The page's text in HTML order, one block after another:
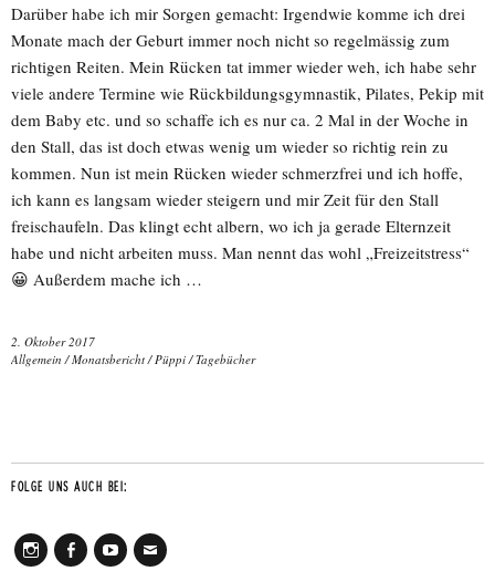
Darüber habe ich mir Sorgen gemacht: Irgendwie komme ich drei
Monate mach der Geburt immer noch nicht so regelmässig zum
richtigen Reiten. Mein Rücken tat immer wieder weh, ich habe sehr
viele andere Termine wie Rückbildungsgymnastik, Pilates, Pekip mit
dem Baby etc. und so schaffe ich es nur ca. 2 Mal in der Woche in
den Stall, das ist doch etwas wenig um wieder so richtig rein zu
kommen. Nun ist mein Rücken wieder schmerzfrei und ich hoffe,
ich kann es langsam wieder steigern und mir Zeit für den Stall
freischaufeln. Das klingt echt albern, wo ich ja gerade Elternzeit
habe und nicht arbeiten muss. Man nennt das wohl „Freizeitstress“
😀 Außerdem mache ich …
2. Oktober 2017
Allgemein /Monatsbericht / Püppi /Tagebücher
FOLGE UNS AUCH BEI: